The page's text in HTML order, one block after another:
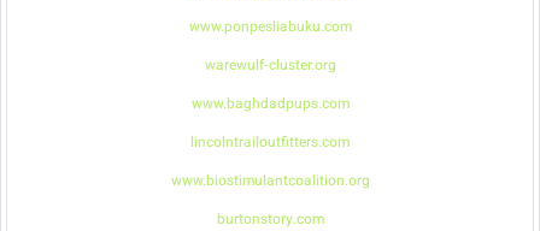
www.ponpesliabuku.com
warewulf-cluster.org
www.baghdadpups.com
lincolntrailoutfitters.com
www.biostimulantcoalition.org
burtonstory.com